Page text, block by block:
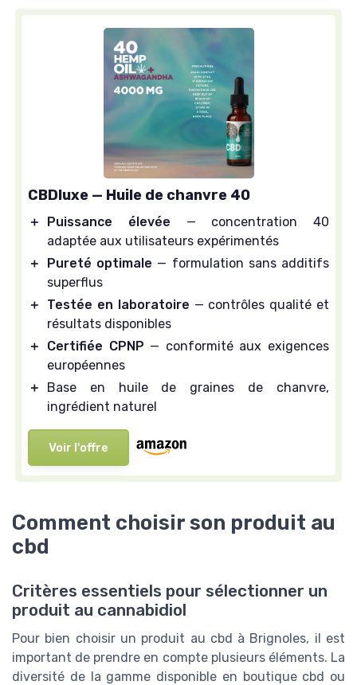
CBDluxe — Huile de chanvre 40
＋ Puissance élevée — concentration 40
adaptée aux utilisateurs expérimentés
＋
Pureté optimale — formulation sans additifs
superflus
＋
Testée en laboratoire — contrôles qualité et
résultats disponibles
＋
Certifiée CPNP — conformité aux exigences
européennes
＋
Base en huile de graines de chanvre,
ingrédient naturel
Voir l'offre
Comment choisir son produit au
cbd
Critères essentiels pour sélectionner un
produit au cannabidiol
Pour bien choisir un produit au cbd à Brignoles, il est
important de prendre en compte plusieurs éléments. La
diversité de la gamme disponible en boutique cbd ou